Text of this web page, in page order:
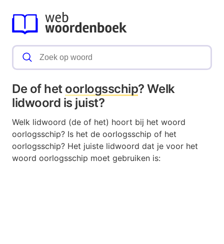
De of het oorlogsschip? Welk
lidwoord is juist?
Welk lidwoord (de of het) hoort bij het woord
oorlogsschip? Is het de oorlogsschip of het
oorlogsschip? Het juiste lidwoord dat je voor het
woord oorlogsschip moet gebruiken is: